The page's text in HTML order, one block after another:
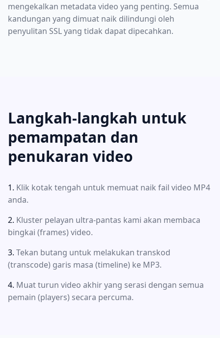
mengekalkan metadata video yang penting. Semua
kandungan yang dimuat naik dilindungi oleh
penyulitan SSL yang tidak dapat dipecahkan.
Langkah-langkah untuk
pemampatan dan
penukaran video
Klik kotak tengah untuk memuat naik fail video MP4
anda.
Kluster pelayan ultra-pantas kami akan membaca
bingkai (frames) video.
Tekan butang untuk melakukan transkod
(transcode) garis masa (timeline) ke MP3.
Muat turun video akhir yang serasi dengan semua
pemain (players) secara percuma.